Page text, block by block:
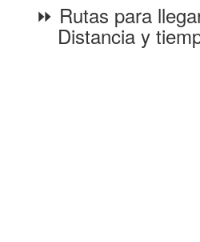
⏩ Rutas para
Distancia y